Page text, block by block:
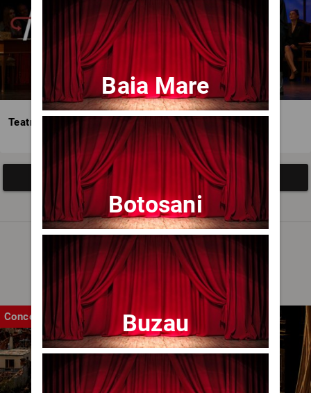
Teatrul Avangardia
Afisați mai multe evenimente
Noutăți
Concert
Baia Mare
Botosani
Buzau